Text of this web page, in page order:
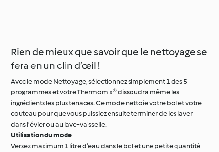
Rien de mieux que savoir que le nettoyage se
fera en un clin d’œil !
Avec le mode Nettoyage, sélectionnez simplement 1 des 5
programmes et votre Thermomix® dissoudra même les
ingrédients les plus tenaces. Ce mode nettoie votre bol et votre
couteau pour que vous puissiez ensuite terminer de les laver
dans l’évier ou au lave-vaisselle.
Utilisation du mode
Versez maximum 1 litre d’eau dans le bol et une petite quantité